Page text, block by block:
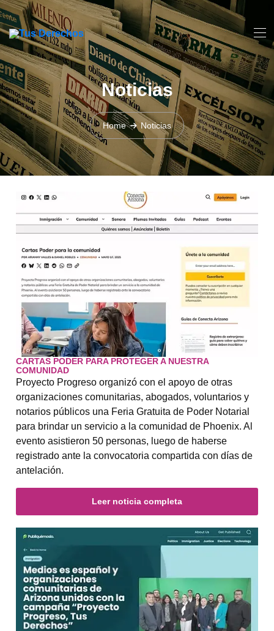
Noticias
Home Noticias
CARTAS PODER PARA PROTEGER A NUESTRA
COMUNIDAD
Proyecto Progreso organizó con el apoyo de otras
organizaciones comunitarias, abogados, voluntarios y
notarios públicos una Feria Gratuita de Poder Notarial
para brindar un servicio a la comunidad de Phoenix. Al
evento asistieron 50 personas, luego de haberse
registrado ante la convocatoria compartida con días de
antelación.
Leer noticia completa